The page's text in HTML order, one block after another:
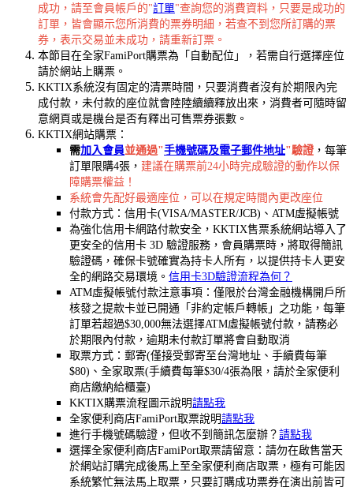
成功，請至會員帳戶的"訂單"查詢您的消費資料，只要是成功的
訂單，皆會顯示您所消費的票券明細，若查不到您所訂購的票
券，表示交易並未成功，請重新訂票。
本節目在全家FamiPort購票為「自動配位」，若需自行選擇座位
請於網站上購票。
KKTIX系統沒有固定的清票時間，只要消費者沒有於期限內完
成付款，未付款的座位就會陸陸續續釋放出來，消費者可隨時留
意網頁或是機台是否有釋出可售票券張數。
KKTIX網站購票：
需加入會員並通過"手機號碼及電子郵件地址"驗證 ，每筆
訂單限購4張， 建議在購票前24小時完成驗證的動作以保
障購票權益！
系統會先配好最適座位，可以在規定時間內更改座位
付款方式：信用卡(VISA/MASTER/JCB)、ATM虛擬帳號
為強化信用卡網路付款安全，KKTIX售票系統網站導入了
更安全的信用卡 3D 驗證服務，會員購票時，將取得簡訊
驗證碼，確保卡號確實為持卡人所有，以提供持卡人更安
全的網路交易環境。 信用卡3D驗證流程為何？
ATM虛擬帳號付款注意事項：僅限於台灣金融機構開戶所
核發之提款卡並已開通「非約定帳戶轉帳」之功能，每筆
訂單若超過$30,000無法選擇ATM虛擬帳號付款，請務必
於期限內付款，逾期未付款訂單將會自動取消
取票方式：郵寄(僅接受郵寄至台灣地址、手續費每筆
$80)、全家取票(手續費每筆$30/4張為限，請於全家便利
商店繳納給櫃臺)
KKTIX購票流程圖示說明請點我
全家便利商店FamiPort取票說明請點我
進行手機號碼驗證，但收不到簡訊怎麼辦？ 請點我
選擇全家便利商店FamiPort取票請留意：請勿在啟售當天
於網站訂購完成後馬上至全家便利商店取票，極有可能因
系統繁忙無法馬上取票，只要訂購成功票券在演出前皆可